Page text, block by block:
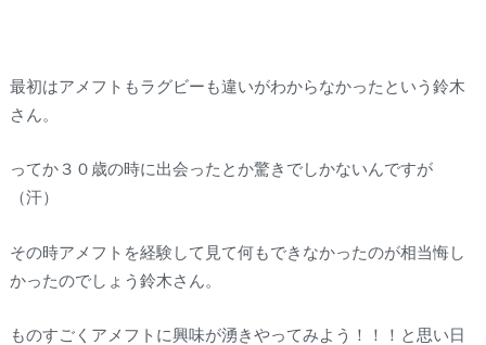
最初はアメフトもラグビーも違いがわからなかったという鈴木
さん。
ってか３０歳の時に出会ったとか驚きでしかないんですが
（汗）
その時アメフトを経験して見て何もできなかったのが相当悔し
かったのでしょう鈴木さん。
ものすごくアメフトに興味が湧きやってみよう！！！と思い日